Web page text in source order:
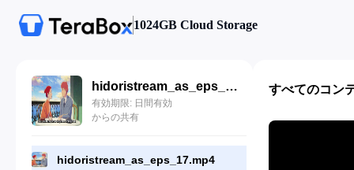
1024GB Cloud Storage
hidoristream_as_eps_17.mp4
有効期限: 日間有効
からの共有
hidoristream_as_eps_17.mp4
すべてのコン